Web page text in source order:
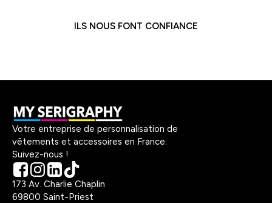
ILS NOUS FONT CONFIANCE
Votre entreprise de personnalisation de
vêtements et accessoires en France.
Suivez-nous !
173 Av. Charlie Chaplin
69800 Saint-Priest